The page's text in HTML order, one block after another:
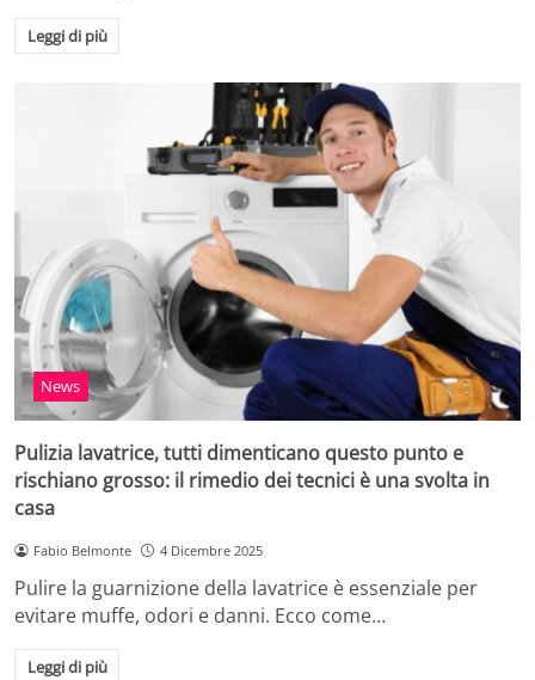
Leggi di più
News
Pulizia lavatrice, tutti dimenticano questo punto e
rischiano grosso: il rimedio dei tecnici è una svolta in
casa
Fabio Belmonte 4 Dicembre 2025
Pulire la guarnizione della lavatrice è essenziale per
evitare muffe, odori e danni. Ecco come…
Leggi di più